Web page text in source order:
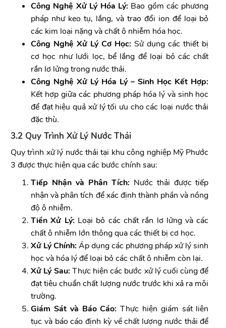
Công Nghệ Xử Lý Hóa Lý: Bao gồm các phương
pháp như keo tụ, lắng, và trao đổi ion để loại bỏ
các kim loại nặng và chất ô nhiễm hóa học.
Công Nghệ Xử Lý Cơ Học: Sử dụng các thiết bị
cơ học như lưới lọc, bể lắng để loại bỏ các chất
rắn lơ lửng trong nước thải.
Công Nghệ Xử Lý Hóa Lý – Sinh Học Kết Hợp:
Kết hợp giữa các phương pháp hóa lý và sinh học
để đạt hiệu quả xử lý tối ưu cho các loại nước thải
đặc thù.
3.2 Quy Trình Xử Lý Nước Thải
Quy trình xử lý nước thải tại khu công nghiệp Mỹ Phước
3 được thực hiện qua các bước chính sau:
Tiếp Nhận và Phân Tích: Nước thải được tiếp
nhận và phân tích để xác định thành phần và nồng
độ ô nhiễm.
Tiền Xử Lý: Loại bỏ các chất rắn lơ lửng và các
chất ô nhiễm lớn thông qua các thiết bị cơ học.
Xử Lý Chính: Áp dụng các phương pháp xử lý sinh
học và hóa lý để loại bỏ các chất ô nhiễm còn lại.
Xử Lý Sau: Thực hiện các bước xử lý cuối cùng để
đạt tiêu chuẩn chất lượng nước trước khi xả ra môi
trường.
Giám Sát và Báo Cáo: Thực hiện giám sát liên
tục và báo cáo định kỳ về chất lượng nước thải để